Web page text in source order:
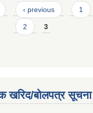
‹ previous 1
2 3
खरिद/बोलपत्र सूचना